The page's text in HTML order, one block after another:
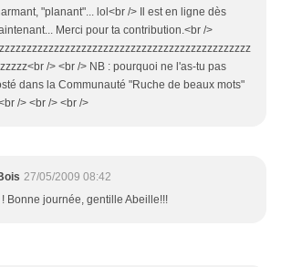
"planant"... lol<br /> Il est en ligne dès
Merci pour ta contribution.<br />
/> <br /> NB : pourquoi ne l'as-tu pas
dans la Communauté "Ruche de beaux mots"
/> <br /> <br />
27/05/2009 08:42
Bonne journée, gentille Abeille!!!